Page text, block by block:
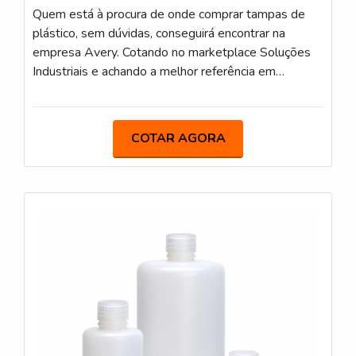
Quem está à procura de onde comprar tampas de
plástico, sem dúvidas, conseguirá encontrar na
empresa Avery. Cotando no marketplace Soluções
Industriais e achando a melhor referência em
comprar tampas de plástico, com os melhores
profissionais da Avery é possível encontrar
assertividade com um produto final que gera
expectativa e apresenta propostas que seguem as
competência e excelência em sua área de atuação. A
Avery foca seus esforços em criar para cada cliente
onde são realizadas as atividades; Tecnologias,
técnicas, treinamentos e reciclagem de
conhecimentos que superem possíveis dificuldades;
COTAR AGORA